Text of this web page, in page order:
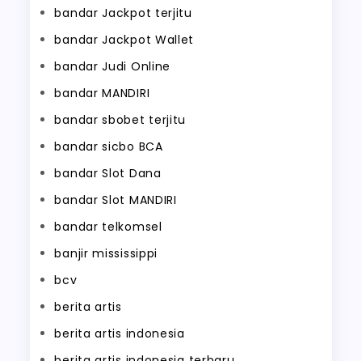
bandar Jackpot terjitu
bandar Jackpot Wallet
bandar Judi Online
bandar MANDIRI
bandar sbobet terjitu
bandar sicbo BCA
bandar Slot Dana
bandar Slot MANDIRI
bandar telkomsel
banjir mississippi
bcv
berita artis
berita artis indonesia